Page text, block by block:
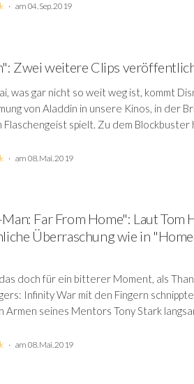
am 04. Sep. 2019
Zwei weitere Clips
was gar nicht so weit weg ist, kommt
von Aladdin in unsere Kinos, in der
Flaschengeist spielt. Zu dem Blockbuster
am 08. Mai. 2019
Far From Home": Laut Tom
Überraschung wie in
doch für ein bitterer Moment, als
Infinity War mit den Fingern
Armen seines Mentors Tony Stark
am 08. Mai. 2019